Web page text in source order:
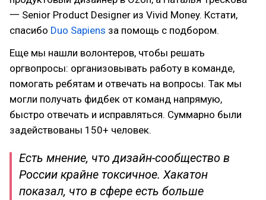
一 Senior Product Designer из Vivid Money. Кстати,
спасибо Duo Sapiens за помощь с подбором.
Еще мы нашли волонтеров, чтобы решать
оргвопросы: организовывать работу в команде,
помогать ребятам и отвечать на вопросы. Так мы
могли получать фидбек от команд напрямую,
быстро отвечать и исправляться. Суммарно были
задействованы 150+ человек.
Есть мнение, что дизайн-сообщество в
России крайне токсичное. Хакатон
показал, что в сфере есть больше